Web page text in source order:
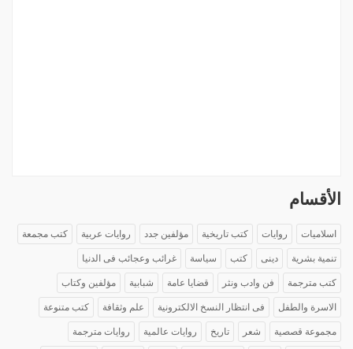
الأقسام
اسلاميات روايات كتب تاريخية مؤلفين جدد روايات عربية كتب مجمعة
تنمية بشرية دينى كتب سياسة غرائب وعجائب فى الدنيا
كتب مترجمة فن وادب ونثر قضايا عامة شبابية مؤلفين وكتاب
الاسرة والطفل فى انتظار النسخ الالكترونية علم وثقافة كتب متنوعة
مجموعة قصصية شعر تاريخ روايات عالمية روايات مترجمة